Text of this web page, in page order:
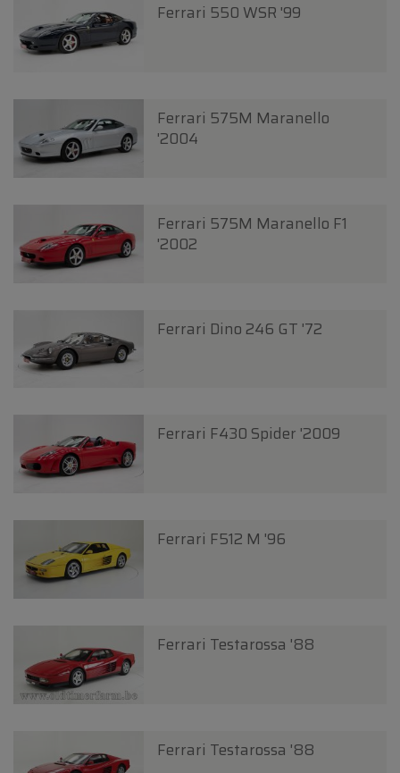
Ferrari 550 WSR '99
Ferrari 575M Maranello
'2004
Ferrari 575M Maranello F1
'2002
Ferrari Dino 246 GT '72
Ferrari F430 Spider '2009
Ferrari F512 M '96
Ferrari Testarossa '88
Ferrari Testarossa '88